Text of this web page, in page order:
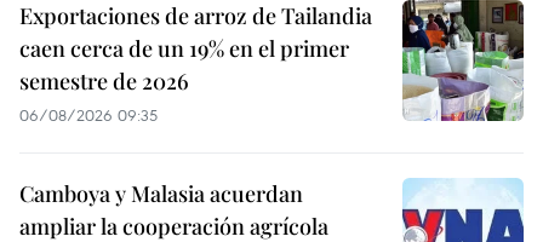
Exportaciones de arroz de Tailandia
caen cerca de un 19% en el primer
semestre de 2026
06/08/2026 09:35
Camboya y Malasia acuerdan
ampliar la cooperación agrícola